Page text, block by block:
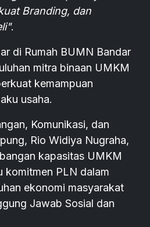
Branding, dan
.
di Rumah BUMN Bandar
mitra binaan UMKM
kemampuan
usaha.
Komunikasi, dan
Rio Widiya Nugraha,
kapasitas UMKM
komitmen PLN dalam
ekonomi masyarakat
Jawab Sosial dan